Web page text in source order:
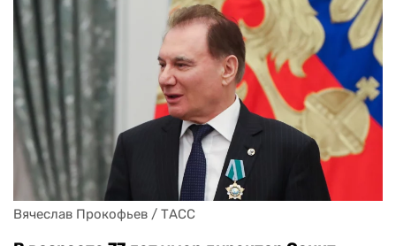
Вячеслав Прокофьев / ТАСС